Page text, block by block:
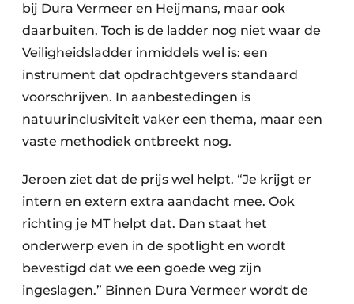
bij Dura Vermeer en Heijmans, maar ook
daarbuiten. Toch is de ladder nog niet waar de
Veiligheidsladder inmiddels wel is: een
instrument dat opdrachtgevers standaard
voorschrijven. In aanbestedingen is
natuurinclusiviteit vaker een thema, maar een
vaste methodiek ontbreekt nog.
Jeroen ziet dat de prijs wel helpt. “Je krijgt er
intern en extern extra aandacht mee. Ook
richting je MT helpt dat. Dan staat het
onderwerp even in de spotlight en wordt
bevestigd dat we een goede weg zijn
ingeslagen.” Binnen Dura Vermeer wordt de